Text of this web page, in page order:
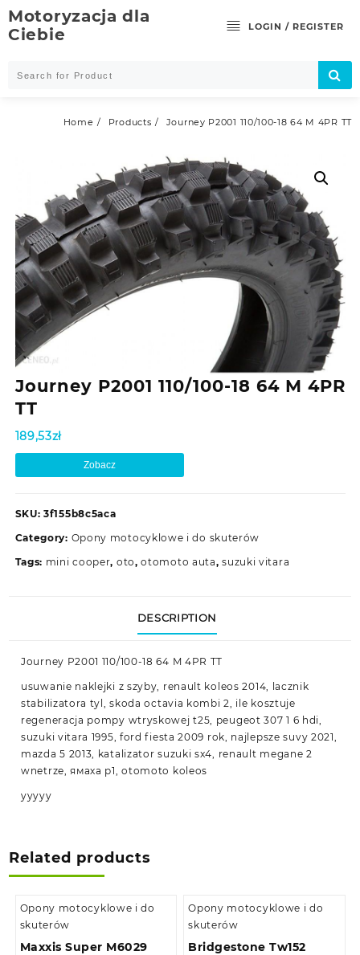
Skip
to
content
Motoryzacja dla
Ciebie
LOGIN / REGISTER
Home Products Journey P2001 110/100-18 64 M 4PR TT
Journey P2001 110/100-18 64 M 4PR
TT
189,53zł
Zobacz
SKU: 3f155b8c5aca
Category: Opony motocyklowe i do skuterów
Tags: mini cooper, oto,otomoto auta,suzuki vitara
DESCRIPTION
Journey P2001 110/100-18 64 M 4PR TT
usuwanie naklejki z szyby, renault koleos 2014, lacznik
stabilizatora tyl, skoda octavia kombi 2, ile kosztuje
regeneracja pompy wtryskowej t25, peugeot 307 1 6 hdi,
suzuki vitara 1995, ford fiesta 2009 rok, najlepsze suvy 2021,
mazda 5 2013, katalizator suzuki sx4, renault megane 2
wnetrze, ямаха р1, otomoto koleos
yyyyy
Related products
Opony motocyklowe i do
skuterów
Maxxis Super M6029
Opony motocyklowe i do
skuterów
Bridgestone Tw152